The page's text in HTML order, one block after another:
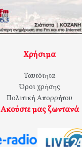
Χρήσιμα
Ταυτότητα
Όροι χρήσης
Πολιτική Απορρήτου
Ακούστε μας ζωντανά